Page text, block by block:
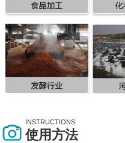
INSTRUCTIONS
使用方法